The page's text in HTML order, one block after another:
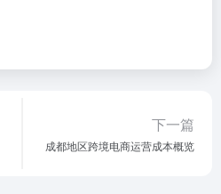
下一篇
成都地区跨境电商运营成本概览